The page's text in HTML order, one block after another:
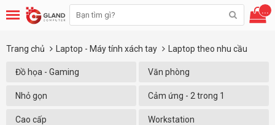
...
Trang chủ Laptop - Máy tính xách tay Laptop theo nhu cầu
Đồ họa - Gaming Văn phòng
Nhỏ gọn Cảm ứng - 2 trong 1
Cao cấp Workstation